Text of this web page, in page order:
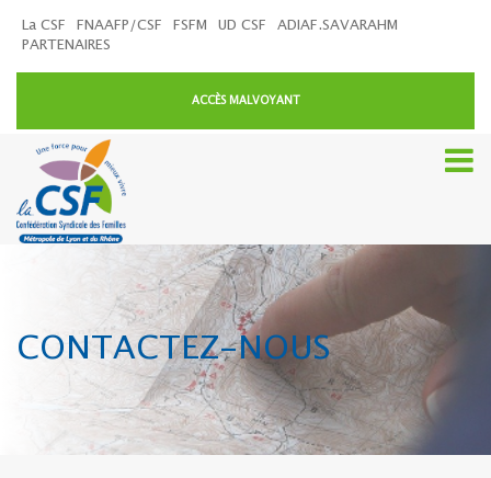
La CSF FNAAFP/CSF FSFM UD CSF
ADIAF.SAVARAHM
PARTENAIRES
ACCÈS MALVOYANT
CONTACTEZ-NOUS